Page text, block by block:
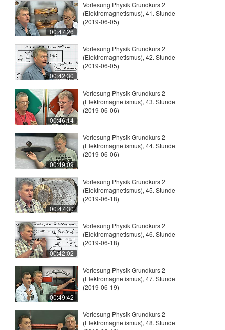
00:47:26
Vorlesung Physik Grundkurs 2
(Elektromagnetismus), 41. Stunde
(2019-06-05)
00:42:30
Vorlesung Physik Grundkurs 2
(Elektromagnetismus), 42. Stunde
(2019-06-05)
00:46:14
Vorlesung Physik Grundkurs 2
(Elektromagnetismus), 43. Stunde
(2019-06-06)
00:49:09
Vorlesung Physik Grundkurs 2
(Elektromagnetismus), 44. Stunde
(2019-06-06)
00:47:30
Vorlesung Physik Grundkurs 2
(Elektromagnetismus), 45. Stunde
(2019-06-18)
00:42:02
Vorlesung Physik Grundkurs 2
(Elektromagnetismus), 46. Stunde
(2019-06-18)
00:49:42
Vorlesung Physik Grundkurs 2
(Elektromagnetismus), 47. Stunde
(2019-06-19)
Vorlesung Physik Grundkurs 2
(Elektromagnetismus), 48. Stunde